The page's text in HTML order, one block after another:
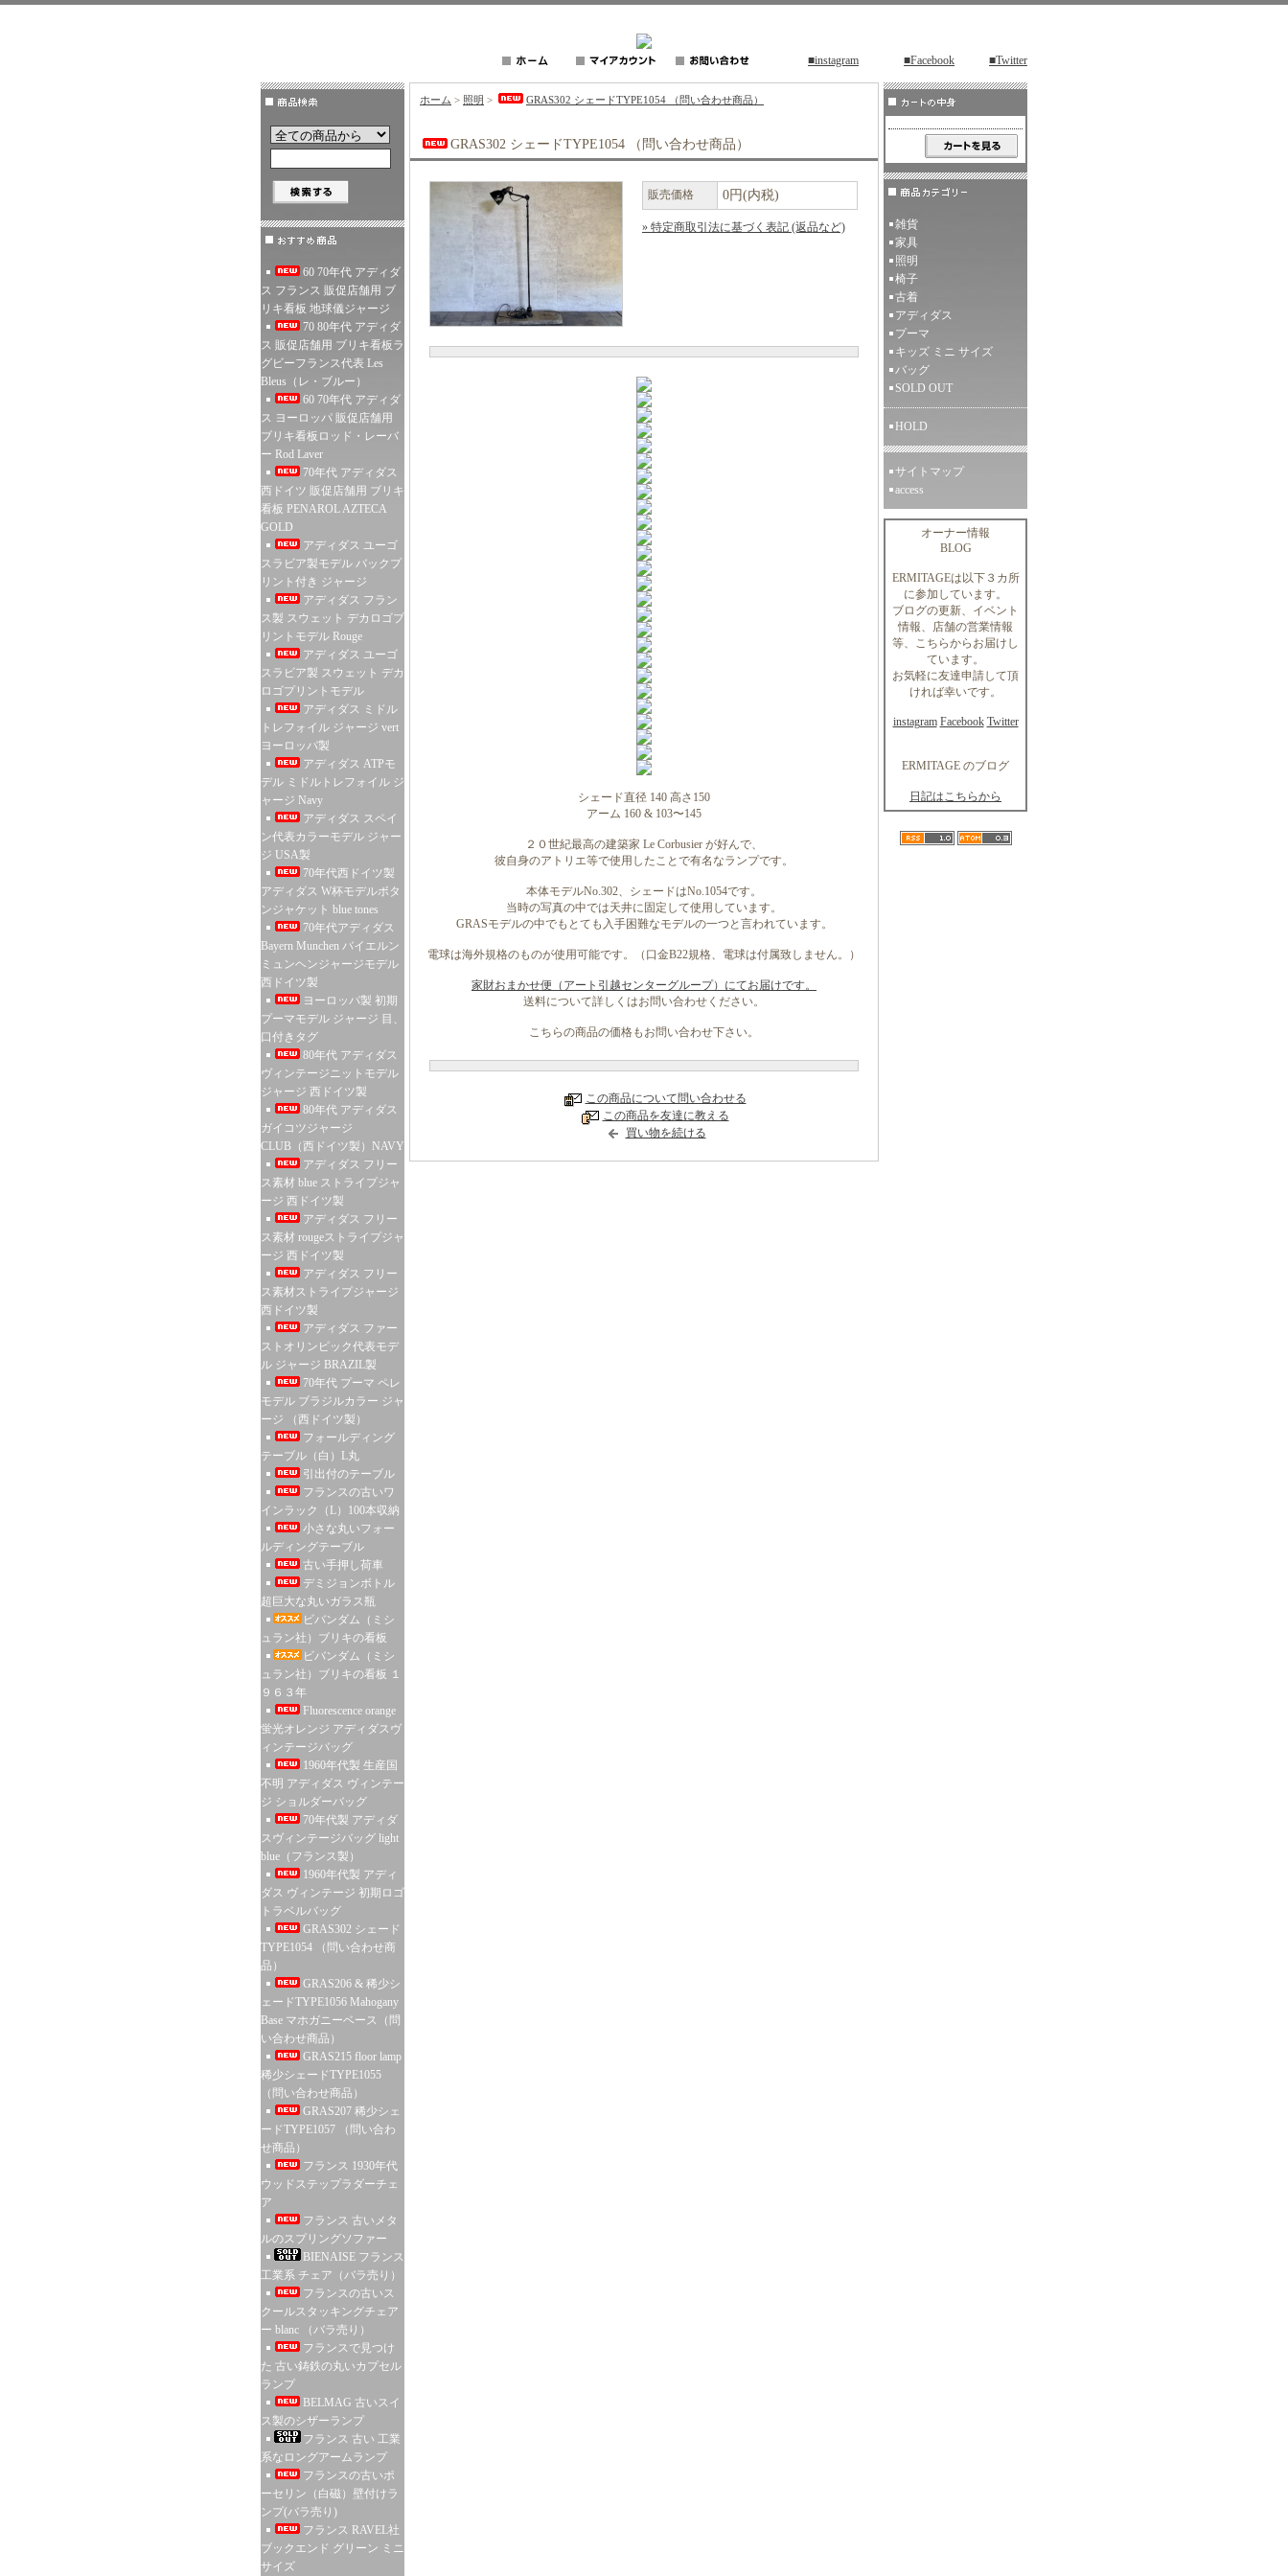
■instagram ■Facebook ■Twitter
60 70年代 アディダ
ス フランス 販促店舗用 ブ
リキ看板 地球儀ジャージ
70 80年代 アディダ
ス 販促店舗用 ブリキ看板ラ
グビーフランス代表 Les
Bleus（レ・ブルー）
60 70年代 アディダ
ス ヨーロッパ 販促店舗用
ブリキ看板ロッド・レーバ
ー Rod Laver
70年代 アディダス
西ドイツ 販促店舗用 ブリキ
看板 PENAROL AZTECA
GOLD
アディダス ユーゴ
スラビア製モデル バックプ
リント付き ジャージ
アディダス フラン
ス製 スウェット デカロゴプ
リントモデル Rouge
アディダス ユーゴ
スラビア製 スウェット デカ
ロゴプリントモデル
アディダス ミドル
トレフォイル ジャージ vert
ヨーロッパ製
アディダス ATPモ
デル ミドルトレフォイル ジ
ャージ Navy
アディダス スペイ
ン代表カラーモデル ジャー
ジ USA製
70年代西ドイツ製
アディダス W杯モデルボタ
ンジャケット blue tones
70年代アディダス
Bayern Munchen バイエルン
ミュンヘンジャージモデル
西ドイツ製
ヨーロッパ製 初期
プーマモデル ジャージ 目、
口付きタグ
80年代 アディダス
ヴィンテージニットモデル
ジャージ 西ドイツ製
80年代 アディダス
ガイコツジャージ
CLUB（西ドイツ製）NAVY
アディダス フリー
ス素材 blue ストライプジャ
ージ 西ドイツ製
アディダス フリー
ス素材 rougeストライプジャ
ージ 西ドイツ製
アディダス フリー
ス素材ストライプジャージ
西ドイツ製
アディダス ファー
ストオリンピック代表モデ
ル ジャージ BRAZIL製
70年代 プーマ ペレ
モデル ブラジルカラー ジャ
ージ （西ドイツ製）
フォールディング
テーブル（白）L丸
引出付のテーブル
フランスの古いワ
インラック（L）100本収納
小さな丸いフォー
ルディングテーブル
古い手押し荷車
デミジョンボトル
超巨大な丸いガラス瓶
ビバンダム（ミシ
ュラン社）ブリキの看板
ビバンダム（ミシ
ュラン社）ブリキの看板 １
９６３年
Fluorescence orange
蛍光オレンジ アディダスヴ
ィンテージバッグ
1960年代製 生産国
不明 アディダス ヴィンテー
ジ ショルダーバッグ
70年代製 アディダ
スヴィンテージバッグ light
blue（フランス製）
1960年代製 アディ
ダス ヴィンテージ 初期ロゴ
トラベルバッグ
GRAS302 シェード
TYPE1054 （問い合わせ商
品）
GRAS206 & 稀少シ
ェードTYPE1056 Mahogany
Base マホガニーベース（問
い合わせ商品）
GRAS215 floor lamp
稀少シェードTYPE1055
（問い合わせ商品）
GRAS207 稀少シェ
ードTYPE1057 （問い合わ
せ商品）
フランス 1930年代
ウッドステップラダーチェ
ア
フランス 古いメタ
ルのスプリングソファー
BIENAISE フランス
工業系 チェア（バラ売り）
フランスの古いス
クールスタッキングチェア
ー blanc （バラ売り）
フランスで見つけ
た 古い鋳鉄の丸いカプセル
ランプ
BELMAG 古いスイ
ス製のシザーランプ
フランス 古い 工業
系なロングアームランプ
フランスの古いポ
ーセリン（白磁）壁付けラ
ンプ(バラ売り)
フランス RAVEL社
ブックエンド グリーン ミニ
サイズ
ホーム > 照明 > GRAS302 シェードTYPE1054 （問い合わせ商品）
GRAS302 シェードTYPE1054 （問い合わせ商品）
販売価格 0円(内税)
» 特定商取引法に基づく表記 (返品など)
シェード直径 140 高さ150
アーム 160 & 103〜145
２０世紀最高の建築家 Le Corbusier が好んで、
彼自身のアトリエ等で使用したことで有名なランプです。
本体モデルNo.302、シェードはNo.1054です。
当時の写真の中では天井に固定して使用しています。
GRASモデルの中でもとても入手困難なモデルの一つと言われています。
電球は海外規格のものが使用可能です。（口金B22規格、電球は付属致しません。）
家財おまかせ便（アート引越センターグループ）にてお届けです。
送料について詳しくはお問い合わせください。
こちらの商品の価格もお問い合わせ下さい。
この商品について問い合わせる
この商品を友達に教える
買い物を続ける
雑貨
家具
照明
椅子
古着
アディダス
プーマ
キッズ ミニ サイズ
バッグ
SOLD OUT
HOLD
サイトマップ
access
オーナー情報
BLOG
ERMITAGEは以下３カ所
に参加しています。
ブログの更新、イベント
情報、店舗の営業情報
等、こちらからお届けし
ています。
お気軽に友達申請して頂
ければ幸いです。
instagram Facebook Twitter
ERMITAGE のブログ
日記はこちらから